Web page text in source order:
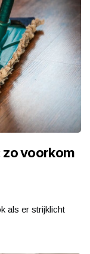
zo voorkom
als er strijklicht